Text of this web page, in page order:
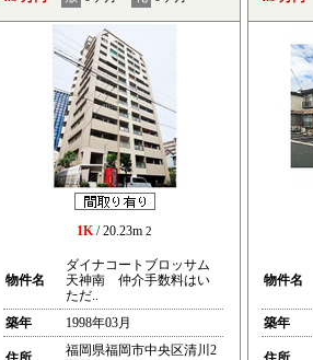
1K/ 20.23m 2
物件名
ダイナコートブロッサム
天神南 仲介手数料はい
ただ..
築年
1998年03月
福岡県福岡市中央区清川2
物件名
築年